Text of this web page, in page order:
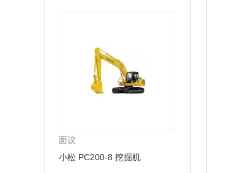
面议
小松 PC200-8 挖掘机